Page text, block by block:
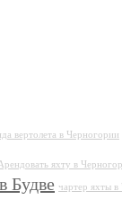
вертолета в Черногории
яхту в
Будве чартер яхты